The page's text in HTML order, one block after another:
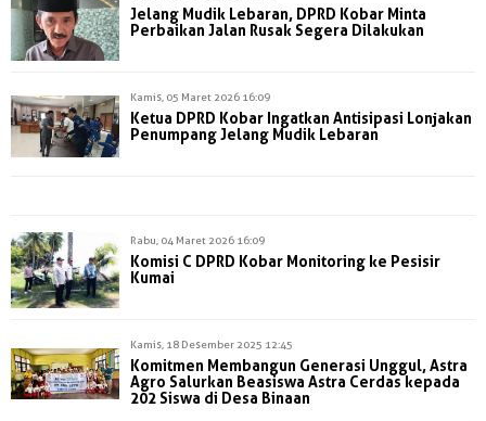
Jelang Mudik Lebaran, DPRD Kobar Minta
Perbaikan Jalan Rusak Segera Dilakukan
Kamis, 05 Maret 2026 16:09
Ketua DPRD Kobar Ingatkan Antisipasi Lonjakan
Penumpang Jelang Mudik Lebaran
Rabu, 04 Maret 2026 16:09
Komisi C DPRD Kobar Monitoring ke Pesisir
Kumai
Kamis, 18 Desember 2025 12:45
Komitmen Membangun Generasi Unggul, Astra
Agro Salurkan Beasiswa Astra Cerdas kepada
202 Siswa di Desa Binaan